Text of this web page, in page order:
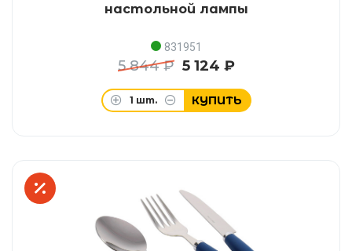
настольной лампы
831951
5 844 ₽ 5 124 ₽
1 шт. КУПИТЬ